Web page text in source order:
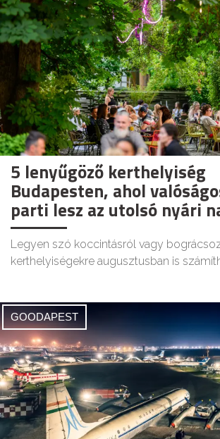
5 lenyűgöző kerthelyiség
Budapesten, ahol
parti lesz az utolsó nyári
Legyen szó koccintásról vagy
kerthelyiségekre augusztusban is
GOODAPEST